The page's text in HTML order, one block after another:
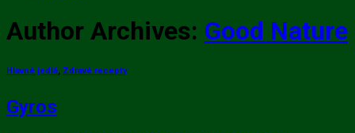
Author Archives: Good Nature
Hlavné jedlá, Zdravé recepty
Gyros